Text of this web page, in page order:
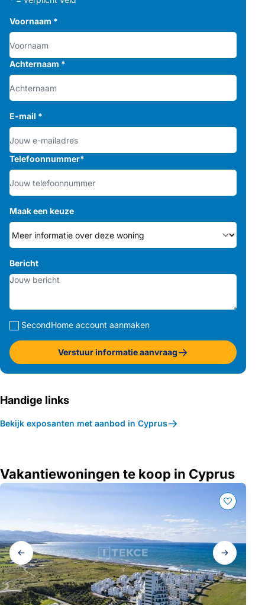
Voornaam *
Achternaam *
E-mail *
Telefoonnummer*
Maak een keuze
Bericht
SecondHome account aanmaken
Verstuur informatie aanvraag
Handige links
Bekijk exposanten met aanbod in Cyprus
Vakantiewoningen te koop in Cyprus
Galerij
navigatie